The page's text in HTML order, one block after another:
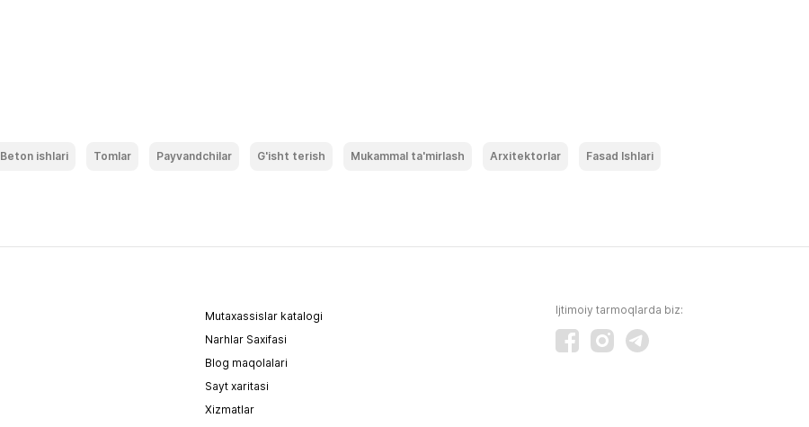
Beton ishlari Tomlar Payvandchilar G'isht terish Mukammal ta'mirlash Arxitektorlar Fasad Ishlari
Mutaxassislar katalogi
Narhlar Saxifasi
Blog maqolalari
Sayt xaritasi
Xizmatlar
Ijtimoiy tarmoqlarda biz: